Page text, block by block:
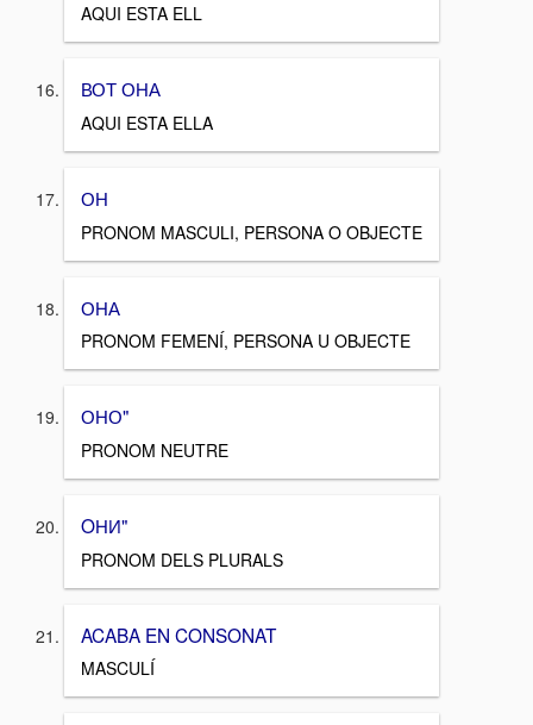
AQUI ESTA ELL
ВОТ ОНА
AQUI ESTA ELLA
ОН
PRONOM MASCULI, PERSONA O OBJECTE
ОНА
PRONOM FEMENÍ, PERSONA U OBJECTE
ОНО"
PRONOM NEUTRE
OНИ"
PRONOM DELS PLURALS
ACABA EN CONSONAT
MASCULÍ